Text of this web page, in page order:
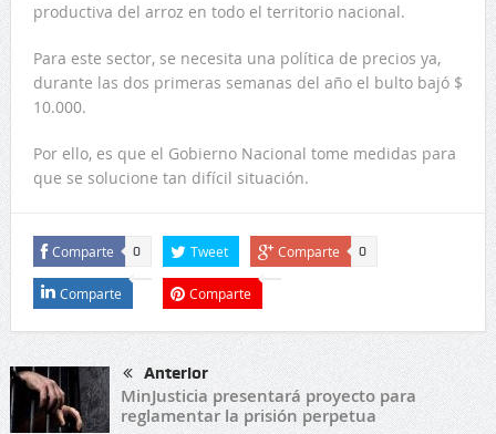
productiva del arroz en todo el territorio nacional.
Para este sector, se necesita una política de precios ya,
durante las dos primeras semanas del año el bulto bajó $
10.000.
Por ello, es que el Gobierno Nacional tome medidas para
que se solucione tan difícil situación.
Comparte 0 Tweet Comparte 0
Comparte Comparte
Anterior
MinJusticia presentará proyecto para
reglamentar la prisión perpetua